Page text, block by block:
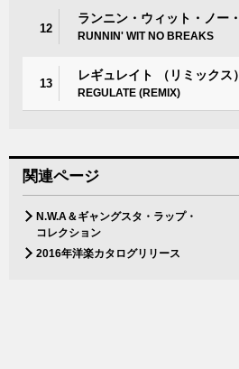
12
ランニン・ウィット・ノー
RUNNIN' WIT NO BREAKS
13
レギュレイト （リミックス）
REGULATE (REMIX)
関連ページ
N.W.A＆ギャングスタ・ラップ・
コレクション
2016年洋楽カタログリリース